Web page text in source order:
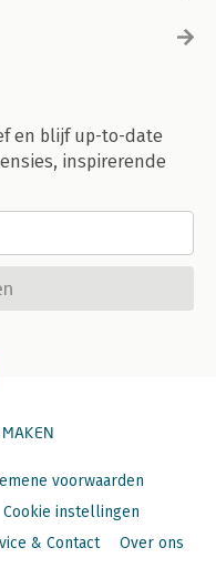
en blijf up-to-date
inspirerende
voorwaarden
Cookie instellingen
& Contact Over ons